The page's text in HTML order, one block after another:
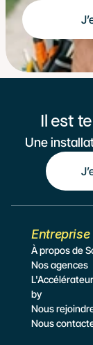
Il est
Une
Entreprise
À propos de
Nos agences
by
Nous
Nous